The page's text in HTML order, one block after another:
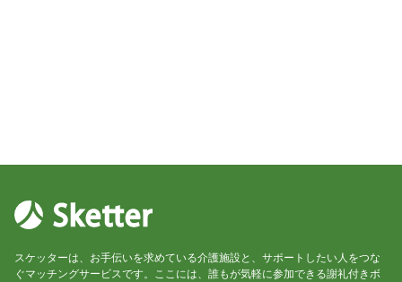
スケッターは、お手伝いを求めている介護施設と、サポートしたい人をつな
ぐマッチングサービスです。ここには、誰もが気軽に参加できる謝礼付きボ